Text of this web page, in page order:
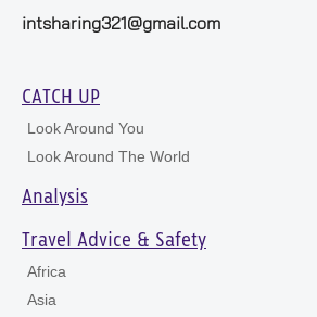
intsharing321@gmail.com
CATCH UP
Look Around You
Look Around The World
Analysis
Travel Advice & Safety
Africa
Asia